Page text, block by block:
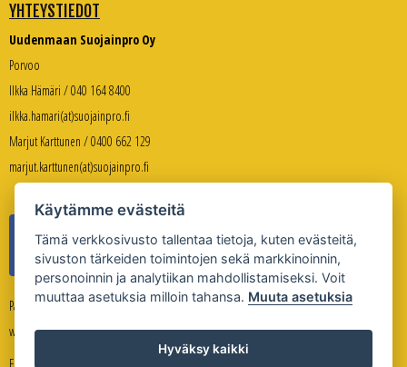
YHTEYSTIEDOT
Uudenmaan Suojainpro Oy
Porvoo
Ilkka Hämäri / 040 164 8400
ilkka.hamari(at)suojainpro.fi
Marjut Karttunen / 0400 662 129
marjut.karttunen(at)suojainpro.fi
Palveleva verkkokauppa:
www.suojanpro.fi
Käytämme evästeitä
Tämä verkkosivusto tallentaa tietoja, kuten evästeitä,
sivuston tärkeiden toimintojen sekä markkinoinnin,
personoinnin ja analytiikan mahdollistamiseksi. Voit
muuttaa asetuksia milloin tahansa. Muuta asetuksia
Hyväksy kaikki